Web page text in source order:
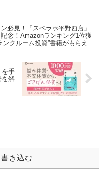
必見！「スペラボ平野西店」
念！Amazonランキング1位獲
ンクルーム投資”書籍がもらえる
を手
を解
き込む